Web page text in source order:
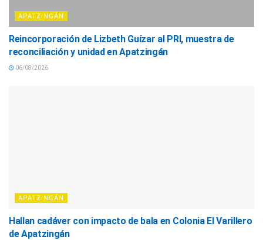
APATZINGÁN
Reincorporación de Lizbeth Guízar al PRI, muestra de
reconciliación y unidad en Apatzingán
06/08/2026
APATZINGÁN
Hallan cadáver con impacto de bala en Colonia El Varillero
de Apatzingán